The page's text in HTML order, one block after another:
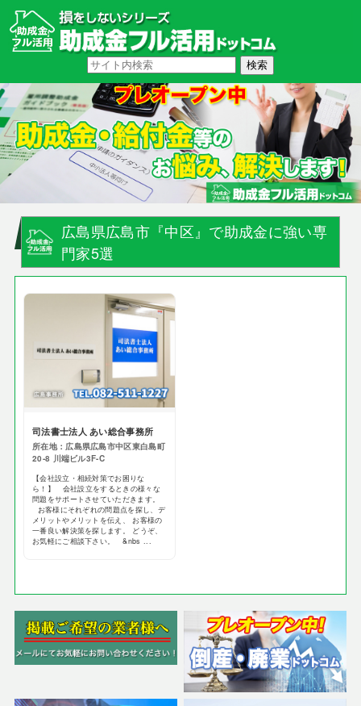
広島県広島市『中区』で助成金に強い専
門家5選
司法書士法人 あい総合事務所
所在地：広島県広島市中区東白島町
20-8 川端ビル3F-C
【会社設立・相続対策でお困りな
ら！】 会社設立をするときの様々な
問題をサポートさせていただきます。
お客様にそれぞれの問題点を探し、デ
メリットやメリットを伝え、 お客様の
一番良い解決策を探します。 どうぞ、
お気軽にご相談下さい。 &nbs ...